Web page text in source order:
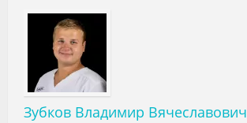
Видео
Форум
Клиники
Специалисты
Зубков Владимир Вячеславович